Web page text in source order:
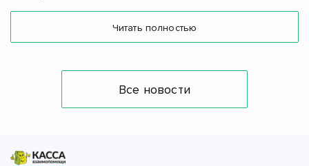
Читать полностью
Все новости